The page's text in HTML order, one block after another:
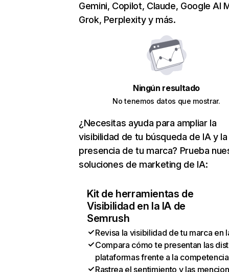
Gemini, Copilot, Claude, Google AI
Grok, Perplexity y más.
Ningún resultado
No tenemos datos que mostrar.
¿Necesitas ayuda para ampliar la
visibilidad de tu búsqueda de IA y la
presencia de tu marca? Prueba
soluciones de marketing de IA:
Kit de herramientas de
Visibilidad en la IA de
Semrush
Revisa la visibilidad de tu marca en
Compara cómo te presentan las
plataformas frente a la competencia
Rastrea el sentimiento y las